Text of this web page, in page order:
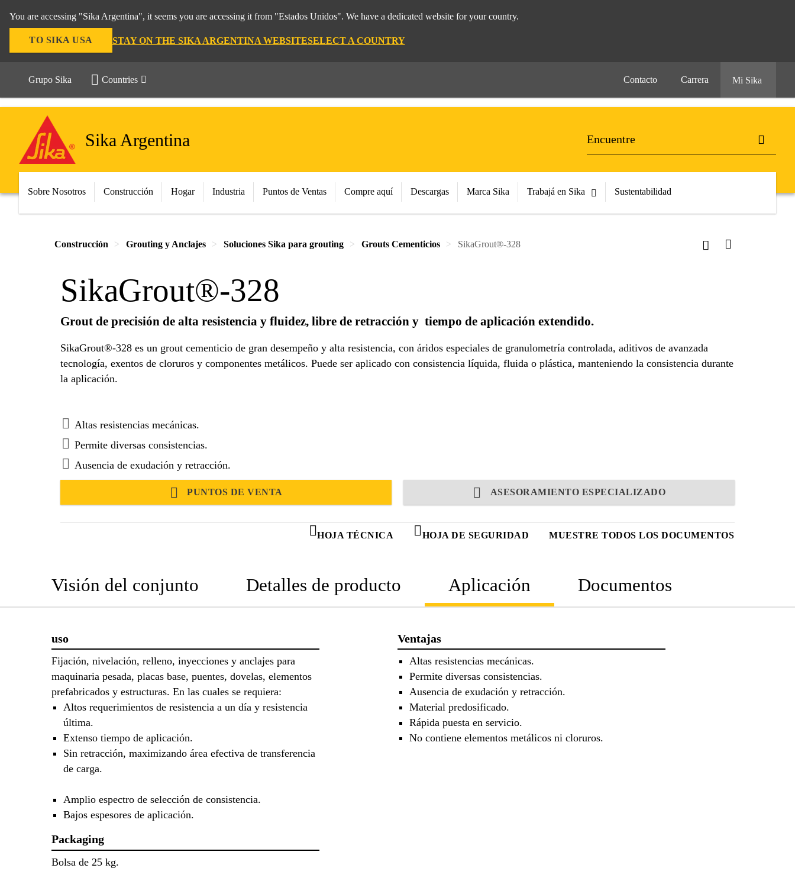
You are accessing "Sika Argentina", it seems you are accessing it from "Estados Unidos". We have a dedicated website for your country.
TO SIKA USA STAY ON THE SIKA ARGENTINA WEBSITESELECT A COUNTRY
Grupo Sika Countries Contacto Carrera Mi Sika
Sika Argentina
Sobre Nosotros Construcción Hogar Industria Puntos de Ventas Compre aquí Descargas Marca Sika Trabajá en Sika Sustentabilidad
Construcción Grouting y Anclajes Soluciones Sika para grouting Grouts Cementicios SikaGrout®-328
SikaGrout®-328
Grout de precisión de alta resistencia y fluidez, libre de retracción y tiempo de aplicación extendido.
SikaGrout®-328 es un grout cementicio de gran desempeño y alta resistencia, con áridos especiales de granulometría controlada, aditivos de avanzada
tecnología, exentos de cloruros y componentes metálicos. Puede ser aplicado con consistencia líquida, fluida o plástica, manteniendo la consistencia durante
la aplicación.
Altas resistencias mecánicas.
Permite diversas consistencias.
Ausencia de exudación y retracción.
PUNTOS DE VENTA ASESORAMIENTO ESPECIALIZADO
HOJA TÉCNICA HOJA DE SEGURIDAD MUESTRE TODOS LOS DOCUMENTOS
Visión del conjunto Detalles de producto Aplicación Documentos
uso
Fijación, nivelación, relleno, inyecciones y anclajes para
maquinaria pesada, placas base, puentes, dovelas, elementos
prefabricados y estructuras. En las cuales se requiera:
Altos requerimientos de resistencia a un día y resistencia
última.
Extenso tiempo de aplicación.
Sin retracción, maximizando área efectiva de transferencia
de carga.
Amplio espectro de selección de consistencia.
Bajos espesores de aplicación.
Ventajas
Altas resistencias mecánicas.
Permite diversas consistencias.
Ausencia de exudación y retracción.
Material predosificado.
Rápida puesta en servicio.
No contiene elementos metálicos ni cloruros.
Packaging
Bolsa de 25 kg.